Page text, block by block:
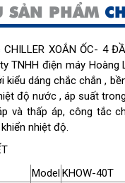
SẢN PHẨM
CHILLER XOẮN ỐC- 4
TNHH điện máy
kiểu dáng chắc chắn ,
độ nước , áp suất
và thấp áp, công tắc
nhiệt độ.
ModelKHOW-40T